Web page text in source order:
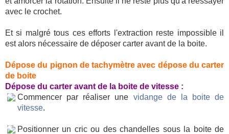
avec le crochet.
Et si malgré tous ces efforts l'extraction reste impossible il
est alors nécessaire de déposer carter avant de la boite.
Dépose du pignon de tachymètre avec dépose du carter
de boite
Dépose du carter avant de la boite de vitesse :
Commencer par réaliser une vidange de la boite de
vitesse.
Positionner un cric ou des chandelles sous la boite de